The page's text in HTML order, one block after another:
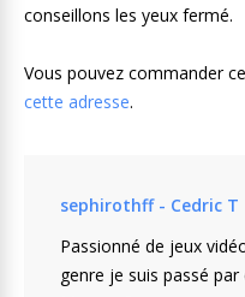
conseillons les yeux fermé.
Vous pouvez commander
cette adresse.
sephirothff - Cedric T
Passionné de jeux
genre je suis passé